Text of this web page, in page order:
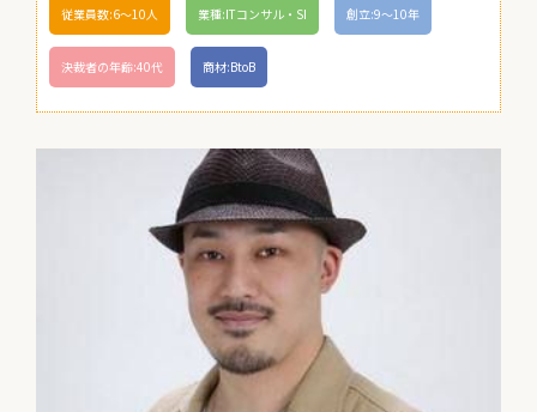
従業員数:6～10人 業種:ITコンサル・SI 創立:9〜10年
決裁者の年齢:40代 商材:BtoB